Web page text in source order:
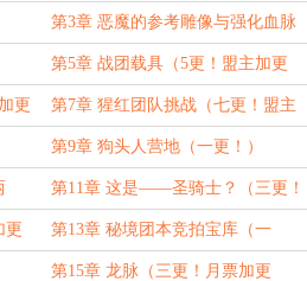
更!）
第3章 恶魔的参考雕像与强化血脉
（三更！）
第5章 战团载具（5更！盟主加更
1/3）
更 第7章 猩红团队挑战（七更！盟主
加更3/3）
第9章 狗头人营地（一更！）
第11章 这是——圣骑士？（三更！
月票加更1/5）
更 第13章 秘境团本竞拍宝库（一
更！）
第15章 龙脉（三更！月票加更